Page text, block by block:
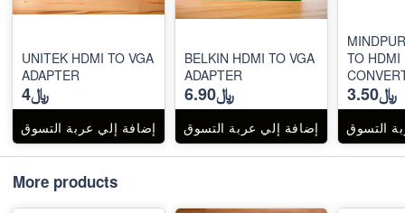
UNITEK HDMI TO VGA
ADAPTER
﷼4
إضافة إلي عربة التسوق
BELKIN HDMI TO VGA
ADAPTER
﷼6.90
إضافة إلي عربة التسوق
TO HDMI
AUDIO﷼3.50
التسوق
More products